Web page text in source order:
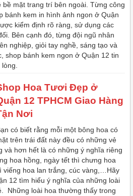
bề mặt trang trí bên ngoài. Từng công
bánh kem in hình ảnh ngon ở Quận
kiểm định rõ ràng, sử dụng các
Bên cạnh đó, từng đội ngũ nhân
nghiệp, giỏi tay nghề, sáng tạo và
shop bánh kem ngon ở Quận 12 tin
Hoa Tươi Đẹp ở
12 TPHCM Giao Hàng
Nơi
có biết rằng mỗi một bông hoa có
trên trái đất này đều có những vẻ
và hơn hết là có những ý nghĩa riêng
hoa hồng, ngày tết thì chưng hoa
viếng hoa lan trắng, cúc vàng,…Hãy
12 tìm hiểu ý nghĩa của những loài
Những loài hoa thường thấy trong